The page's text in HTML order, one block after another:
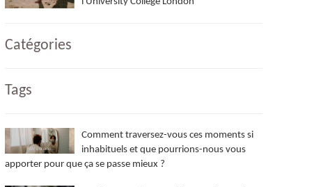
Catégories
Tags
Comment traversez-vous ces moments si
inhabituels et que pourrions-nous vous
apporter pour que ça se passe mieux ?